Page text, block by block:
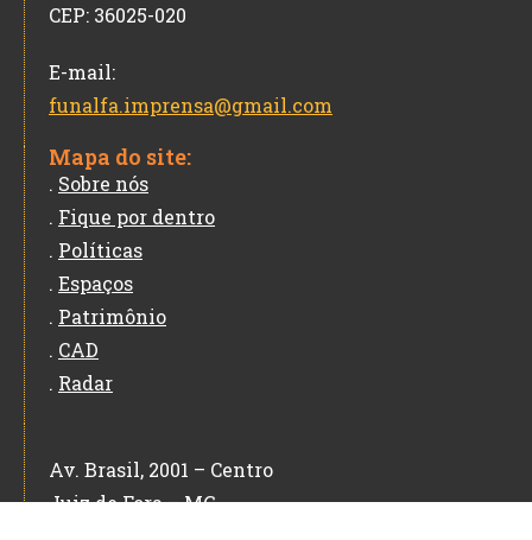
CEP: 36025-020
E-mail:
funalfa.imprensa@gmail.com
Mapa do site:
. Sobre nós
. Fique por dentro
. Políticas
. Espaços
. Patrimônio
. CAD
. Radar
Av. Brasil, 2001 – Centro
Juiz de Fora – MG